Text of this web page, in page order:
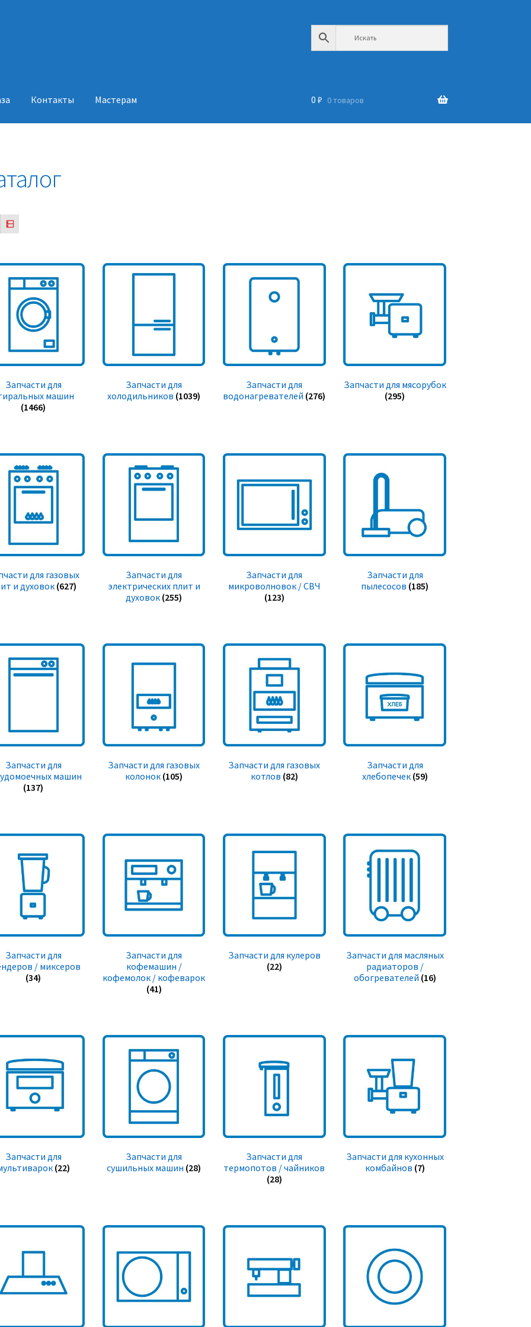
Контакты Мастерам 0 ₽ 0 товаров
Запчасти для
машин
(1466)
Запчасти для
холодильников (1039)
Запчасти для
водонагревателей (276)
Запчасти для мясорубок
(295)
для газовых
и духовок (627)
Запчасти для
электрических плит и
духовок (255)
Запчасти для
микроволновок / СВЧ
(123)
Запчасти для
пылесосов (185)
Запчасти для
машин
(137)
Запчасти для газовых
колонок (105)
Запчасти для газовых
котлов (82)
Запчасти для
хлебопечек (59)
Запчасти для
/ миксеров
(34)
Запчасти для
кофемашин /
кофемолок / кофеварок
(41)
Запчасти для кулеров
(22)
Запчасти для масляных
радиаторов /
обогревателей (16)
Запчасти для
(22)
Запчасти для
сушильных машин (28)
Запчасти для
термопотов / чайников
(28)
Запчасти для кухонных
комбайнов (7)